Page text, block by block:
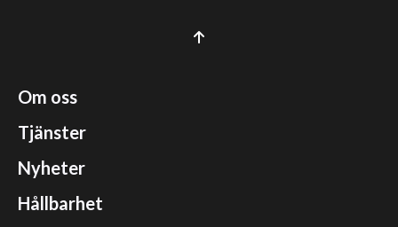
Om oss
Tjänster
Nyheter
Hållbarhet